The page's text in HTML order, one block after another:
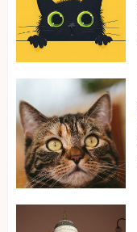
2
3